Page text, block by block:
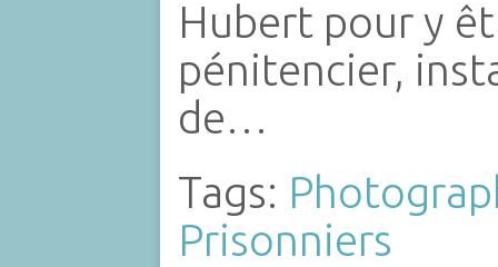
Hubert pour y
pénitencier,
de…
Tags:
Prisonniers